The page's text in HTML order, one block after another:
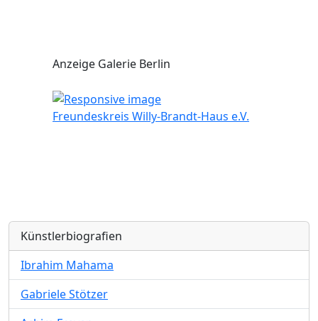
Anzeige Galerie Berlin
Freundeskreis Willy-Brandt-Haus e.V.
Künstlerbiografien
Ibrahim Mahama
Gabriele Stötzer